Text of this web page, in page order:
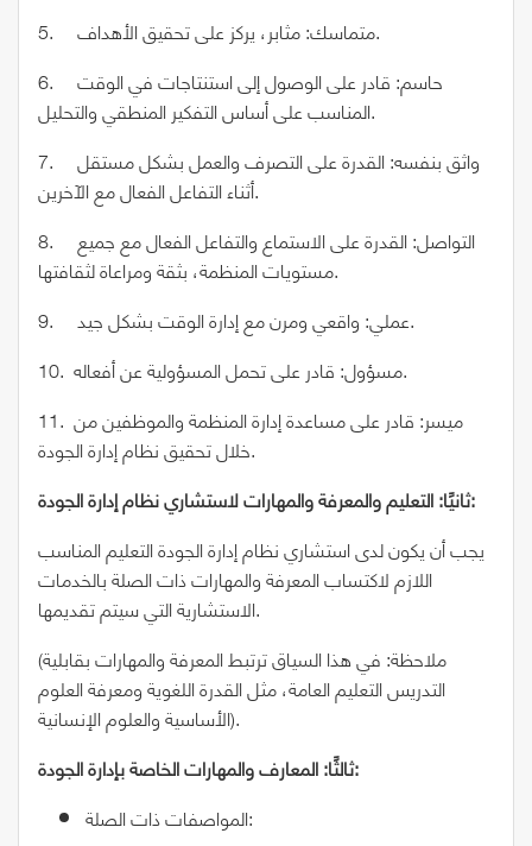
5. متماسك: مثابر، يركز على تحقيق الأهداف.
6. حاسم: قادر على الوصول إلى استنتاجات في الوقت
المناسب على أساس التفكير المنطقي والتحليل.
7. واثق بنفسه: القدرة على التصرف والعمل بشكل مستقل
أثناء التفاعل الفعال مع الآخرين.
8. التواصل: القدرة على الاستماع والتفاعل الفعال مع جميع
مستويات المنظمة، بثقة ومراعاة لثقافتها.
9. عملي: واقعي ومرن مع إدارة الوقت بشكل جيد.
10. مسؤول: قادر على تحمل المسؤولية عن أفعاله.
11. ميسر: قادر على مساعدة إدارة المنظمة والموظفين من
خلال تحقيق نظام إدارة الجودة.
ثانيًا: التعليم والمعرفة والمهارات لاستشاري نظام إدارة الجودة:
يجب أن يكون لدى استشاري نظام إدارة الجودة التعليم المناسب
اللازم لاكتساب المعرفة والمهارات ذات الصلة بالخدمات
الاستشارية التي سيتم تقديمها.
(ملاحظة: في هذا السياق ترتبط المعرفة والمهارات بقابلية
التدريس التعليم العامة، مثل القدرة اللغوية ومعرفة العلوم
الأساسية والعلوم الإنسانية).
ثالثًا: المعارف والمهارات الخاصة بإدارة الجودة:
المواصفات ذات الصلة: